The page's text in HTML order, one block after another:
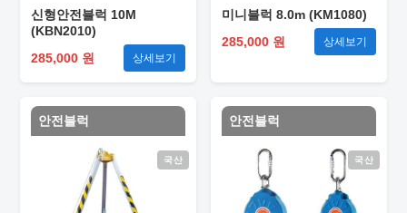
신형안전블럭 10M
(KBN2010)
285,000 원
상세보기
미니블럭 8.0m (KM1080)
285,000 원
상세보기
안전블럭
국산
안전블럭
국산